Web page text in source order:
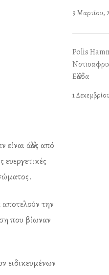
άλλος από
την
που βίωναν
ειδικευμένων
9 Μαρτίου,
Polis
Ελλάδα
1